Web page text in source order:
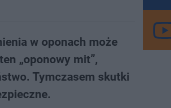
w oponach może
„oponowy mit”,
Tymczasem skutki